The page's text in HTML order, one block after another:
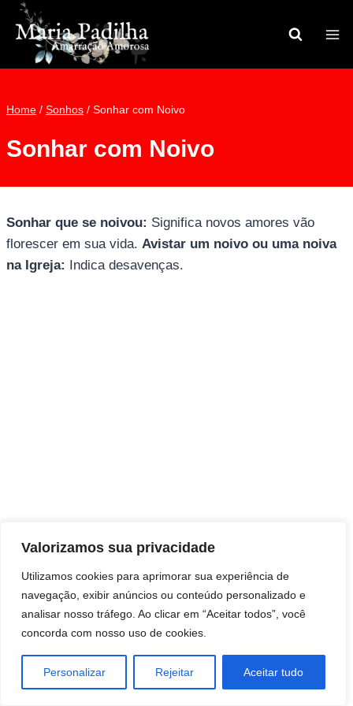
Valorizamos sua privacidade
Utilizamos cookies para aprimorar sua experiência de
navegação, exibir anúncios ou conteúdo personalizado e
analisar nosso tráfego. Ao clicar em “Aceitar todos”, você
concorda com nosso uso de cookies.
Personalizar Rejeitar Aceitar tudo
Pular
para
Conteúdo
Home / Sonhos / Sonhar com Noivo
Sonhar com Noivo
Sonhar que se noivou: Significa novos amores vão
florescer em sua vida. Avistar um noivo ou uma noiva
na Igreja: Indica desavenças.
Consultas e trabalhos espirituais
Brasil - Santa Catarina - São José